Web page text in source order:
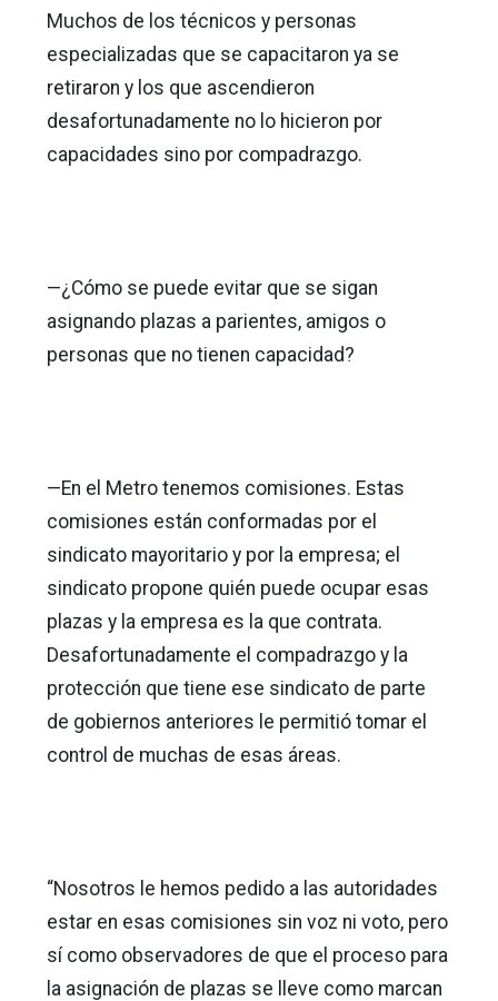
Muchos de los técnicos y personas
especializadas que se capacitaron ya se
retiraron y los que ascendieron
desafortunadamente no lo hicieron por
capacidades sino por compadrazgo.
—¿Cómo se puede evitar que se sigan
asignando plazas a parientes, amigos o
personas que no tienen capacidad?
—En el Metro tenemos comisiones. Estas
comisiones están conformadas por el
sindicato mayoritario y por la empresa; el
sindicato propone quién puede ocupar esas
plazas y la empresa es la que contrata.
Desafortunadamente el compadrazgo y la
protección que tiene ese sindicato de parte
de gobiernos anteriores le permitió tomar el
control de muchas de esas áreas.
“Nosotros le hemos pedido a las autoridades
estar en esas comisiones sin voz ni voto, pero
sí como observadores de que el proceso para
la asignación de plazas se lleve como marcan